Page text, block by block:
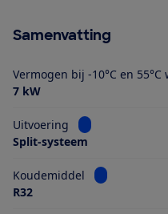
Samenvatting
Vermogen bij -10°C en
7 kW
Uitvoering
Bekijk
Split-systeem
Koudemiddel
Bekijk
R32